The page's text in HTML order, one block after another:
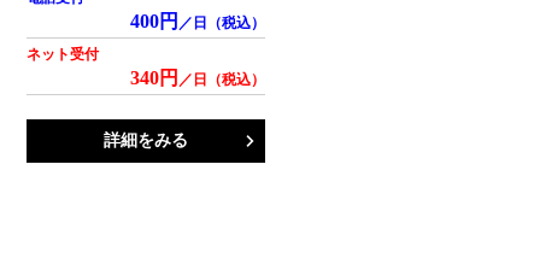
400円 ／日（税込）
ネット受付
340円 ／日（税込）
詳細をみる